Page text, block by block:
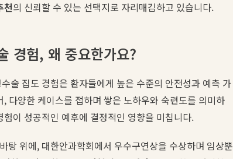
천의 신뢰할 수 있는 선택지로 자리매김하고 있습니다.
경험, 왜 중요한가요?
술 집도 경험은 환자들에게 높은 수준의 안전성과 예측 가
다양한 케이스를 접하며 쌓은 노하우와 숙련도를 의미하
이 성공적인 예후에 결정적인 영향을 미칩니다.
탕 위에, 대한안과학회에서 우수구연상을 수상하며 임상뿐